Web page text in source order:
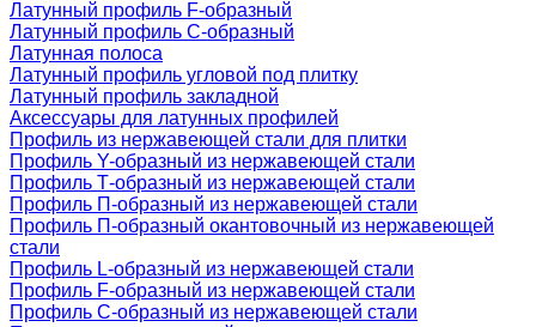
Латунный профиль F-образный
Латунный профиль C-образный
Латунная полоса
Латунный профиль угловой под плитку
Латунный профиль закладной
Аксессуары для латунных профилей
Профиль из нержавеющей стали для плитки
Профиль Y-образный из нержавеющей стали
Профиль Т-образный из нержавеющей стали
Профиль П-образный из нержавеющей стали
Профиль П-образный окантовочный из нержавеющей
стали
Профиль L-образный из нержавеющей стали
Профиль F-образный из нержавеющей стали
Профиль C-образный из нержавеющей стали